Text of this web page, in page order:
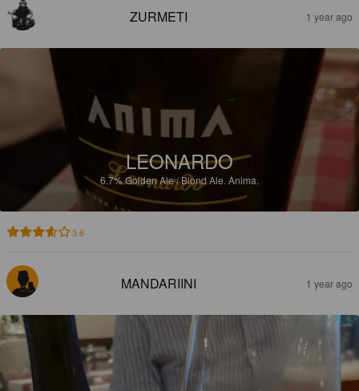
ZURMETI 1 year ago
LEONARDO
6.7%Golden Ale / Blond Ale. Anima.
3.6
MANDARIINI 1 year ago